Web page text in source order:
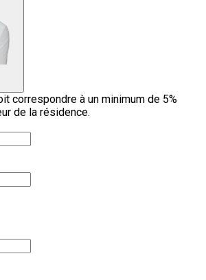
correspondre à un minimum de 5%
de la résidence.